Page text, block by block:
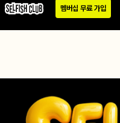
멤버십 무료 가입